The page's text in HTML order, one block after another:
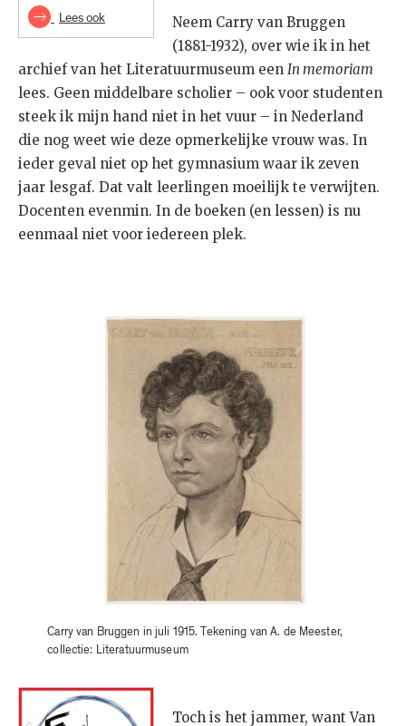
Lees ook
Neem Carry van Bruggen
(1881-1932), over wie ik in het
archief van het Literatuurmuseum een In memoriam
lees. Geen middelbare scholier – ook voor studenten
steek ik mijn hand niet in het vuur – in Nederland
die nog weet wie deze opmerkelijke vrouw was. In
ieder geval niet op het gymnasium waar ik zeven
jaar lesgaf. Dat valt leerlingen moeilijk te verwijten.
Docenten evenmin. In de boeken (en lessen) is nu
eenmaal niet voor iedereen plek.
Carry van Bruggen in juli 1915. Tekening van A. de Meester,
collectie: Literatuurmuseum
Toch is het jammer, want Van